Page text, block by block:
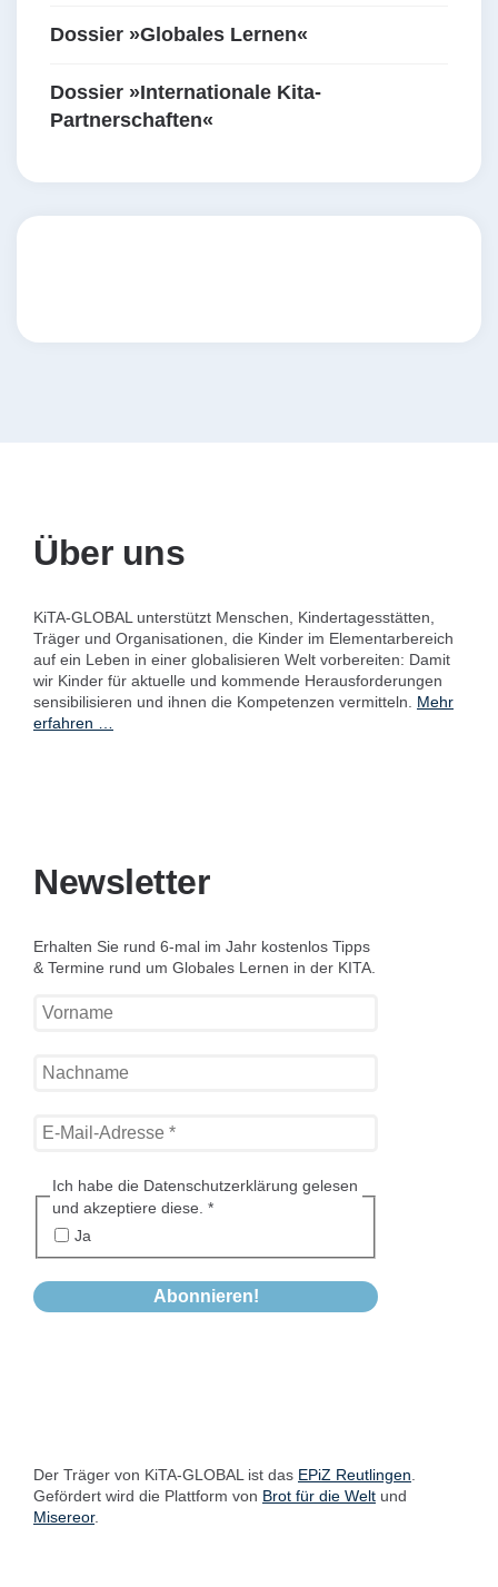
Dossier »Globales Lernen«
Dossier »Internationale Kita-
Partnerschaften«
Über uns
KiTA-GLOBAL unterstützt Menschen, Kindertagesstätten,
Träger und Organisationen, die Kinder im Elementarbereich
auf ein Leben in einer globalisieren Welt vorbereiten: Damit
wir Kinder für aktuelle und kommende Herausforderungen
sensibilisieren und ihnen die Kompetenzen vermitteln. Mehr
erfahren …
Newsletter
Erhalten Sie rund 6-mal im Jahr kostenlos Tipps
& Termine rund um Globales Lernen in der KITA.
Ich habe die Datenschutzerklärung gelesen
und akzeptiere diese. *
Ja
Der Träger von KiTA-GLOBAL ist das EPiZ Reutlingen
Gefördert wird die Plattform von Brot für die Welt und
Misereor.